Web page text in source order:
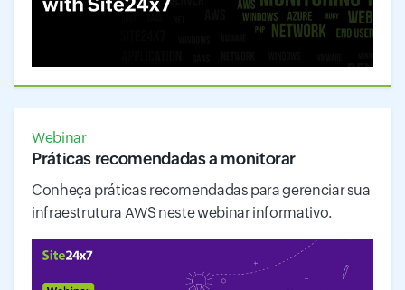
Webinar
Práticas recomendadas a monitorar
Conheça práticas recomendadas para gerenciar sua
infraestrutura AWS neste webinar informativo.